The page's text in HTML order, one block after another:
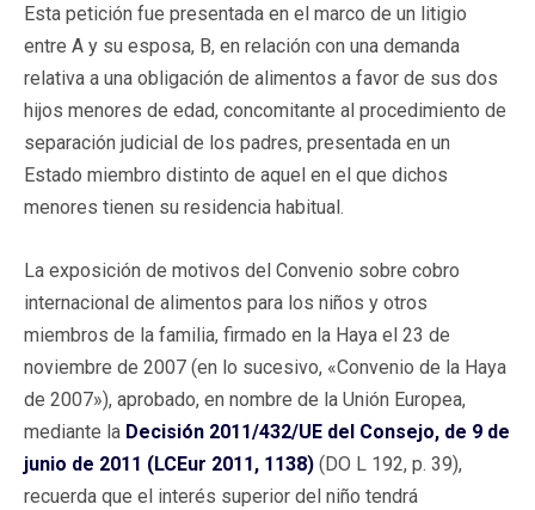
Esta petición fue presentada en el marco de un litigio
entre A y su esposa, B, en relación con una demanda
relativa a una obligación de alimentos a favor de sus dos
hijos menores de edad, concomitante al procedimiento de
separación judicial de los padres, presentada en un
Estado miembro distinto de aquel en el que dichos
menores tienen su residencia habitual.
La exposición de motivos del Convenio sobre cobro
internacional de alimentos para los niños y otros
miembros de la familia, firmado en la Haya el 23 de
noviembre de 2007 (en lo sucesivo, «Convenio de la Haya
de 2007»), aprobado, en nombre de la Unión Europea,
mediante la Decisión 2011/432/UE del Consejo, de 9 de
junio de 2011 (LCEur 2011, 1138) (DO L 192, p. 39),
recuerda que el interés superior del niño tendrá